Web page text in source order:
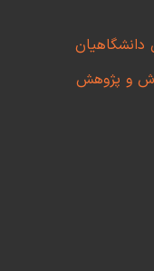
و پژوهش